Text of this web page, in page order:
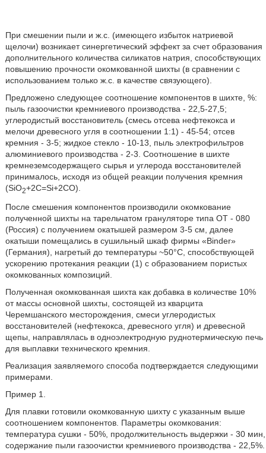
При смешении пыли и ж.с. (имеющего избыток натриевой
щелочи) возникает синергетический эффект за счет образования
дополнительного количества силикатов натрия, способствующих
повышению прочности окомкованной шихты (в сравнении с
использованием только ж.с. в качестве связующего).
Предложено следующее соотношение компонентов в шихте, %:
пыль газоочистки кремниевого производства - 22,5-27,5;
углеродистый восстановитель (смесь отсева нефтекокса и
мелочи древесного угля в соотношении 1:1) - 45-54; отсев
кремния - 3-5; жидкое стекло - 10-13, пыль электрофильтров
алюминиевого производства - 2-3. Соотношение в шихте
кремнеземсодержащего сырья и углерода восстановителей
принималось, исходя из общей реакции получения кремния
(SiO2+2C=Si+2СО).
После смешения компонентов производили окомкование
полученной шихты на тарельчатом грануляторе типа ОТ - 080
(Россия) с получением окатышей размером 3-5 см, далее
окатыши помещались в сушильный шкаф фирмы «Binder»
(Германия), нагретый до температуры ~50°С, способствующей
ускорению протекания реакции (1) с образованием пористых
окомкованных композиций.
Полученная окомкованная шихта как добавка в количестве 10%
от массы основной шихты, состоящей из кварцита
Черемшанского месторождения, смеси углеродистых
восстановителей (нефтекокса, древесного угля) и древесной
щепы, направлялась в одноэлектродную руднотермическую печь
для выплавки технического кремния.
Реализация заявляемого способа подтверждается следующими
примерами.
Пример 1.
Для плавки готовили окомкованную шихту с указанным выше
соотношением компонентов. Параметры окомкования:
температура сушки - 50%, продолжительность выдержки - 30 мин,
содержание пыли газоочистки кремниевого производства - 22,5%.